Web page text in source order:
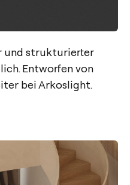
und strukturierter
Entworfen von
bei Arkoslight.